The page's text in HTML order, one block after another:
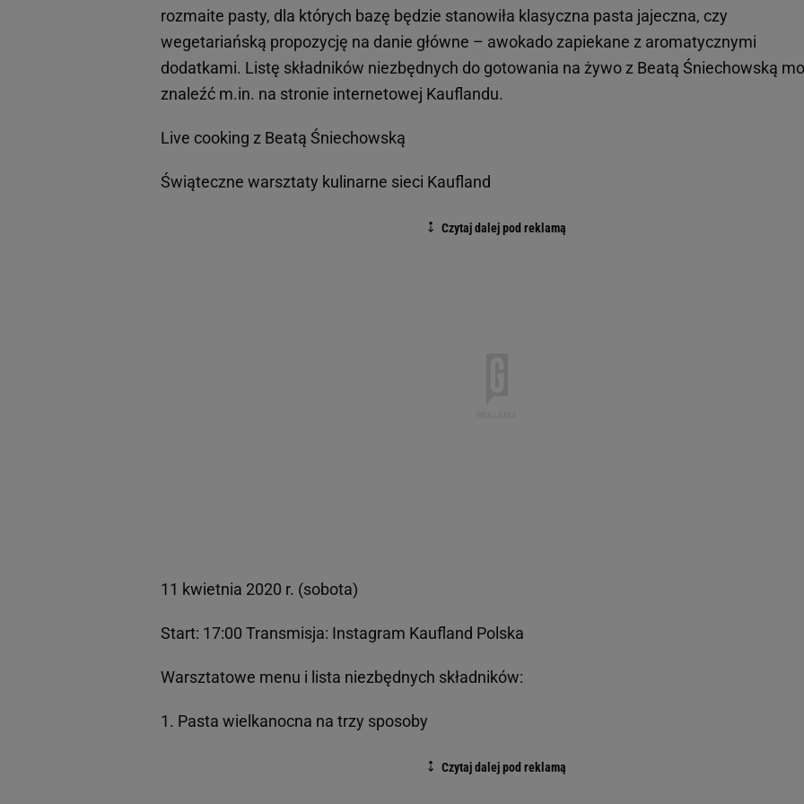
rozmaite pasty, dla których bazę będzie stanowiła klasyczna pasta jajeczna, czy
wegetariańską propozycję na danie główne – awokado zapiekane z aromatycznymi
dodatkami. Listę składników niezbędnych do gotowania na żywo z Beatą Śniechowską
znaleźć m.in. na stronie internetowej Kauflandu.
Live cooking z Beatą Śniechowską
Świąteczne warsztaty kulinarne sieci Kaufland
11 kwietnia 2020 r. (sobota)
Start: 17:00 Transmisja: Instagram Kaufland Polska
Warsztatowe menu i lista niezbędnych składników:
1. Pasta wielkanocna na trzy sposoby